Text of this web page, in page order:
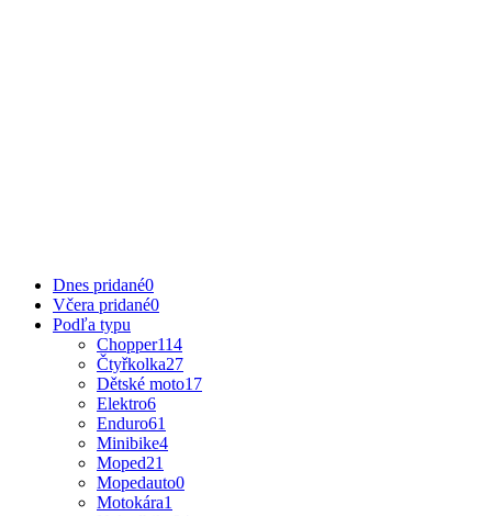
Dnes pridané0
Včera pridané0
Podľa typu
Chopper114
Čtyřkolka27
Dětské moto17
Elektro6
Enduro61
Minibike4
Moped21
Mopedauto0
Motokára1